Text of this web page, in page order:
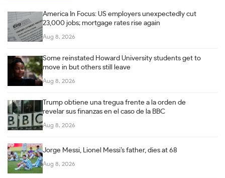
America In Focus: US employers unexpectedly cut
23,000 jobs; mortgage rates rise again
Aug 8, 2026
Some reinstated Howard University students get to
move in but others still leave
Aug 8, 2026
Trump obtiene una tregua frente a la orden de
revelar sus finanzas en el caso de la BBC
Aug 8, 2026
Jorge Messi, Lionel Messi’s father, dies at 68
Aug 8, 2026